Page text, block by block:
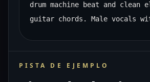
drum machine beat and clean
guitar chords. Male vocals
"Neon veins through the
PISTA DE EJEMPLO